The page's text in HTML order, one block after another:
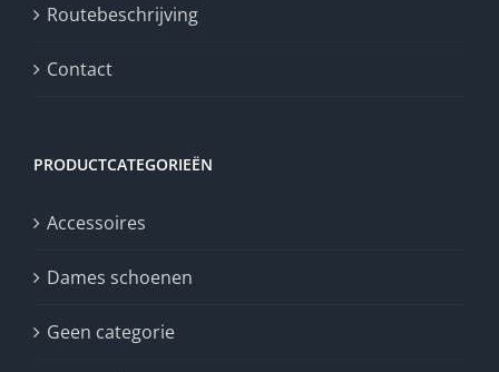
Routebeschrijving
Contact
PRODUCTCATEGORIEËN
Accessoires
Dames schoenen
Geen categorie